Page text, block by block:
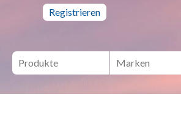
Registrieren